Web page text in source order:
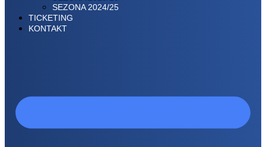
SEZONA 2024/25
TICKETING
KONTAKT